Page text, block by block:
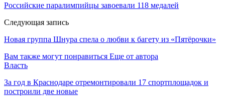
Российские паралимпийцы завоевали 118 медалей
Следующая запись
Новая группа Шнура спела о любви к багету из «Пятёрочки»
Вам также могут понравиться Еще от автора
Власть
За год в Краснодаре отремонтировали 17 спортплощадок и
построили две новые